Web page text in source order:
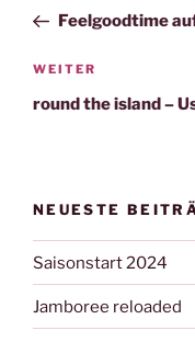
Beitrag
Feelgoodtime
Nächster
Beitrag
WEITER
round the island –
NEUESTE
Saisonstart 2024
Jamboree reloaded